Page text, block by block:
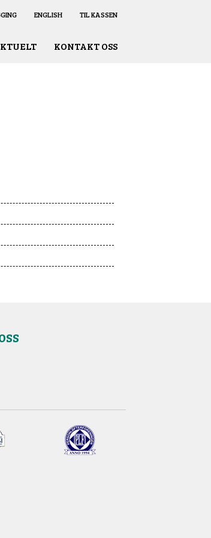
ENGLISH TIL KASSEN
KONTAKT OSS